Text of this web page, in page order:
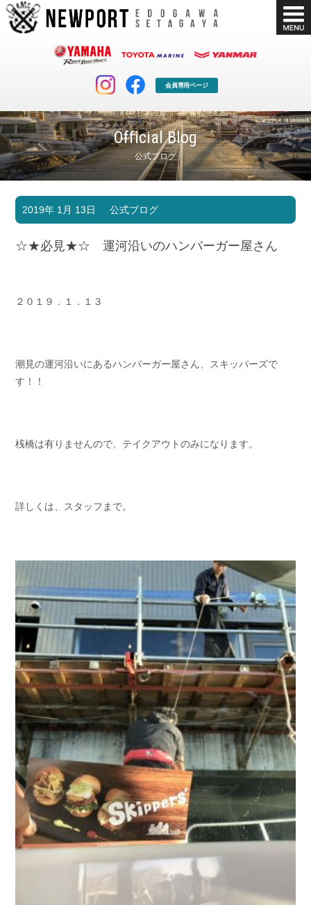
会員専用ページ
Official Blog
公式ブログ
マリンクラブ
マリンライフを堪能したい！
ボート販売
ボート免許
長年の実績と信頼！
シースタイル
Sea-Style
採用情報 リンク集
2019年 1月 13日 公式ブログ
☆★必見★☆ 運河沿いのハンバーガー屋さん
２０１９．１．１３
潮見の運河沿いにあるハンバーガー屋さん、スキッパーズで
す！！
桟橋は有りませんので、テイクアウトのみになります。
詳しくは、スタッフまで。